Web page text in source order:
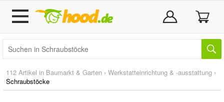
112 Artikel in Baumarkt & Garten › Werkstatteinrichtung & -ausstattung ›
Schraubstöcke